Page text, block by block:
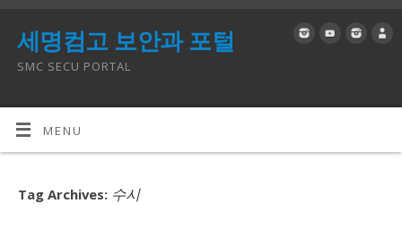
세명컴고 보안과 포털
SMC SECU PORTAL
MENU
Tag Archives: 수시